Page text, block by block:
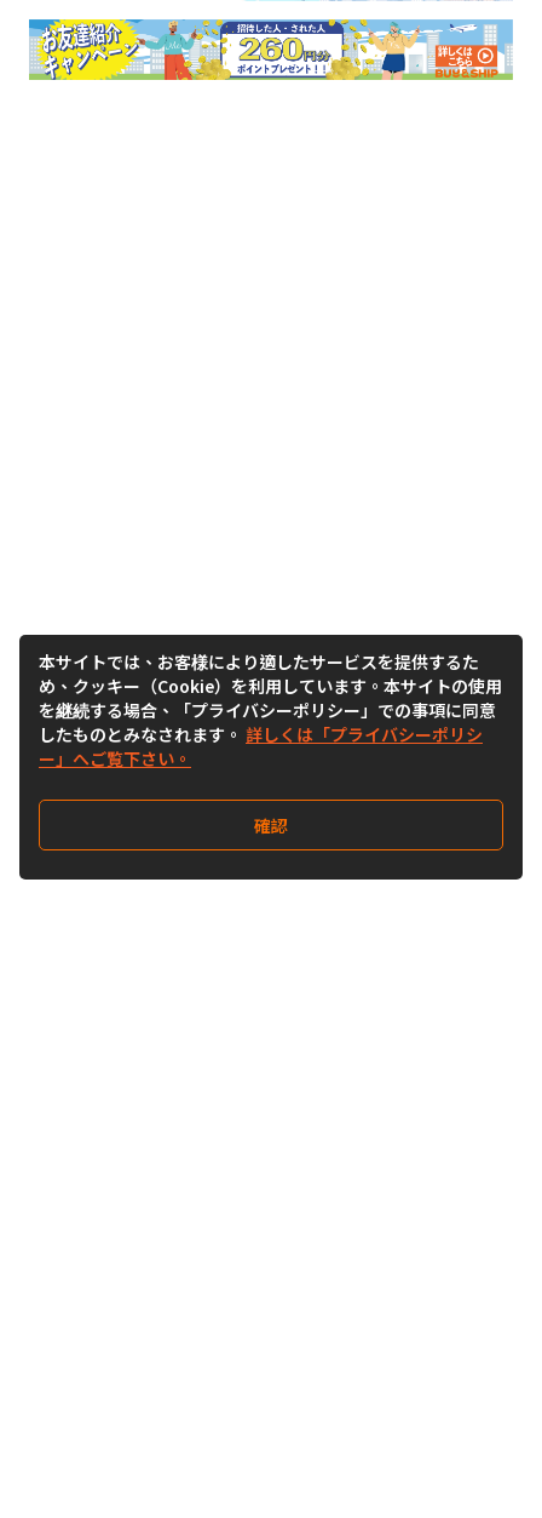
本サイトでは、お客様により適したサービスを提供するた
め、クッキー（Cookie）を利用しています。本サイトの使用
を継続する場合、「プライバシーポリシー」での事項に同意
したものとみなされます。 詳しくは「プライバシーポリシ
ー」へご覧下さい。
確認